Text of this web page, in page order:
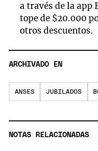
a través de la app
tope de $20.000
otros descuentos.
ARCHIVADO EN
ANSES JUBILADOS
NOTAS RELACIONADAS